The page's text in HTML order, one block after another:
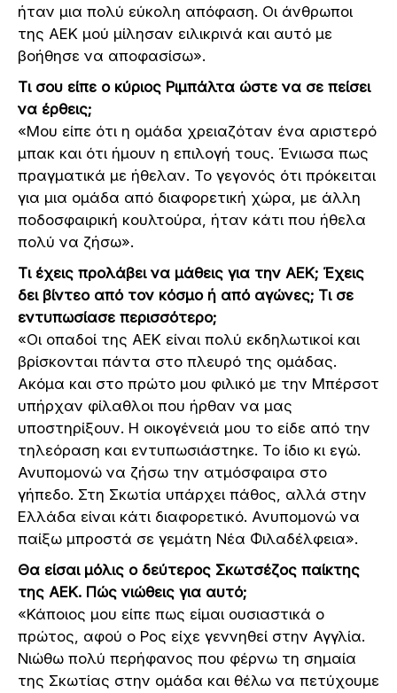
ήταν μια πολύ εύκολη απόφαση. Οι άνθρωποι
της ΑΕΚ μού μίλησαν ειλικρινά και αυτό με
βοήθησε να αποφασίσω».
Τι σου είπε ο κύριος Ριμπάλτα ώστε να σε πείσει
να έρθεις;
«Μου είπε ότι η ομάδα χρειαζόταν ένα αριστερό
μπακ και ότι ήμουν η επιλογή τους. Ένιωσα πως
πραγματικά με ήθελαν. Το γεγονός ότι πρόκειται
για μια ομάδα από διαφορετική χώρα, με άλλη
ποδοσφαιρική κουλτούρα, ήταν κάτι που ήθελα
πολύ να ζήσω».
Τι έχεις προλάβει να μάθεις για την ΑΕΚ; Έχεις
δει βίντεο από τον κόσμο ή από αγώνες; Τι σε
εντυπωσίασε περισσότερο;
«Οι οπαδοί της ΑΕΚ είναι πολύ εκδηλωτικοί και
βρίσκονται πάντα στο πλευρό της ομάδας.
Ακόμα και στο πρώτο μου φιλικό με την Μπέρσοτ
υπήρχαν φίλαθλοι που ήρθαν να μας
υποστηρίξουν. Η οικογένειά μου το είδε από την
τηλεόραση και εντυπωσιάστηκε. Το ίδιο κι εγώ.
Ανυπομονώ να ζήσω την ατμόσφαιρα στο
γήπεδο. Στη Σκωτία υπάρχει πάθος, αλλά στην
Ελλάδα είναι κάτι διαφορετικό. Ανυπομονώ να
παίξω μπροστά σε γεμάτη Νέα Φιλαδέλφεια».
Θα είσαι μόλις ο δεύτερος Σκωτσέζος παίκτης
της ΑΕΚ. Πώς νιώθεις για αυτό;
«Κάποιος μου είπε πως είμαι ουσιαστικά ο
πρώτος, αφού ο Ρος είχε γεννηθεί στην Αγγλία.
Νιώθω πολύ περήφανος που φέρνω τη σημαία
της Σκωτίας στην ομάδα και θέλω να πετύχουμε